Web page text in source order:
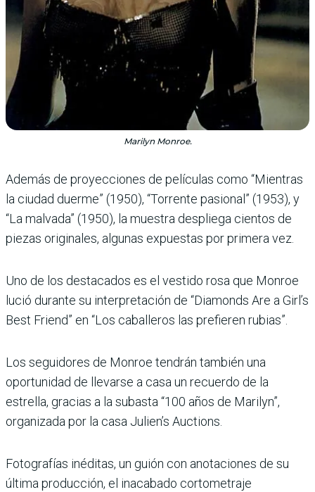
Marilyn Monroe.
Además de proyecciones de películas como “Mientras
la ciudad duerme” (1950), “Torrente pasional” (1953), y
“La malvada” (1950), la muestra despliega cientos de
piezas originales, algunas expuestas por primera vez.
Uno de los destacados es el vestido rosa que Monroe
lució durante su interpretación de “Diamonds Are a Girl’s
Best Friend” en “Los caballeros las prefieren rubias”.
Los seguidores de Monroe tendrán también una
oportunidad de llevarse a casa un recuerdo de la
estrella, gracias a la subasta “100 años de Marilyn”,
organizada por la casa Julien’s Auctions.
Fotografías inéditas, un guión con anotaciones de su
última producción, el inacabado cortometraje